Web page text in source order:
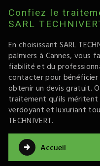
Confiez le
SARL
En choisissant SARL
palmiers à Cannes, vous
fiabilité et du
contacter pour bénéficier
obtenir un devis gratuit.
traitement qu'ils
verdoyant et luxuriant
TECHNIVERT.
Accueil